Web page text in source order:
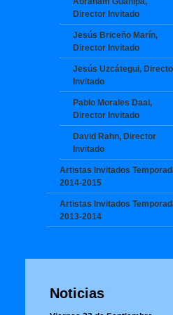
Director Invitado
Jesús Briceño Marín,
Director Invitado
Jesús Uzcátegui,
Invitado
Pablo Morales Daal,
Director Invitado
David Rahn, Director
Invitado
Artistas Invitados
2014-2015
Artistas Invitados
2013-2014
Noticias